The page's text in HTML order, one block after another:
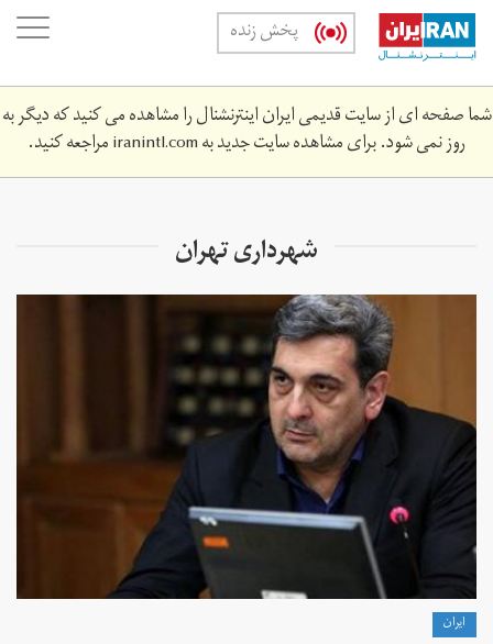
Skip
main
content
پخش زنده
شما صفحه ای از سایت قدیمی ایران اینترنشنال را مشاهده می کنید که دیگر به
روز نمی شود. برای مشاهده سایت جدید بهiranintl.comمراجعه کنید.
شهرداری تهران
ايران